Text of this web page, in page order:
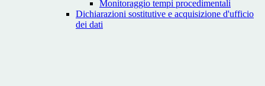
Monitoraggio tempi procedimentali
Dichiarazioni sostitutive e acquisizione d'ufficio
dei dati